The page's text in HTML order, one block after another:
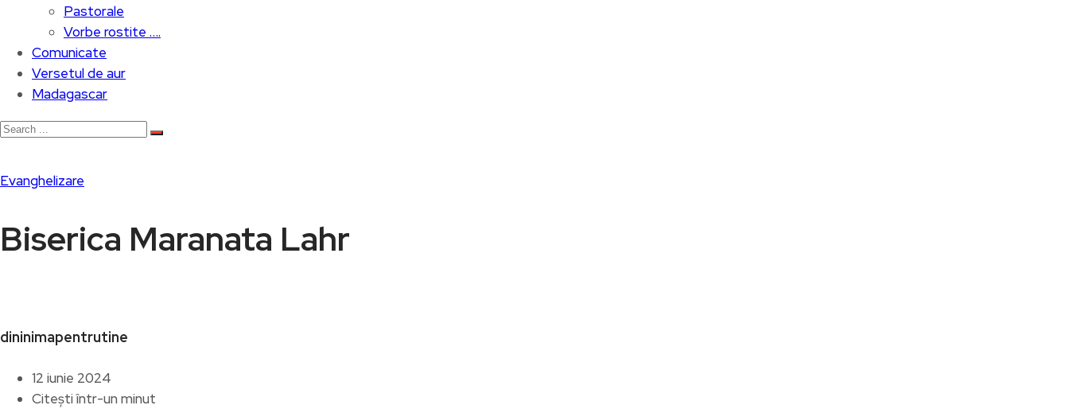
Pastorale
Vorbe rostite ….
Comunicate
Versetul de aur
Madagascar
Evanghelizare
Biserica Maranata Lahr
dininimapentrutine
12 iunie 2024
Citești într-un minut